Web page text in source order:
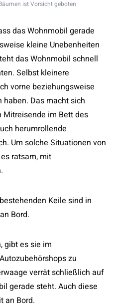
ist Vorsicht geboten
das Wohnmobil gerade
kleine Unebenheiten
das Wohnmobil schnell
Selbst kleinere
vorne beziehungsweise
Das macht sich
Mitreisende im Bett des
herumrollende
Um solche Situationen von
ratsam, mit
Keile sind in
Bord.
gibt es sie im
zu
verrät schließlich auf
gerade steht. Auch diese
an Bord.